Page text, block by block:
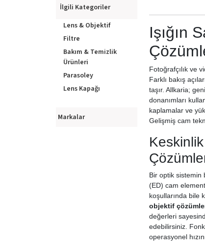
İlgili Kategoriler
Lens & Objektif
Filtre
Bakım & Temizlik
Ürünleri
Parasoley
Lens Kapağı
Markalar
Işığın
Fotoğrafçılık ve
Farklı bakış
taşır. Allkaria;
donanımları
kaplamalar ve
Gelişmiş cam
Bir optik sistemin
(ED) cam
koşullarında bile
objektif
değerleri
edebilirsiniz.
operasyonel